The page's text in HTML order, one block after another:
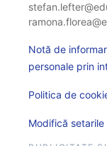
Notă de
personale prin
Politica de
Modifică